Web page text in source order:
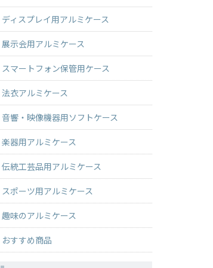
ディスプレイ用アルミケース
展示会用アルミケース
スマートフォン保管用ケース
法衣アルミケース
音響・映像機器用ソフトケース
楽器用アルミケース
伝統工芸品用アルミケース
スポーツ用アルミケース
趣味のアルミケース
おすすめ商品